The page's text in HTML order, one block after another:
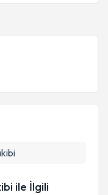
ilişkin
ile İlgili